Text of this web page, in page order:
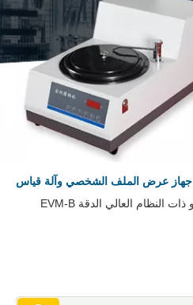
جهاز عرض الملف الشخصي وآلة قياس
آلة قياس الفيديو ذات النظام العالي الدقة EVM-B